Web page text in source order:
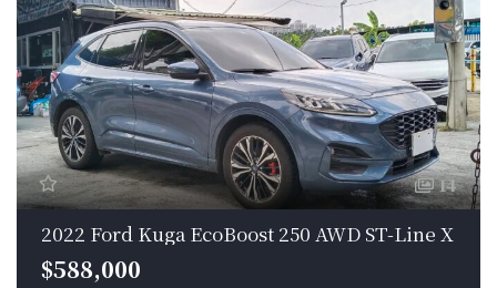
14
2022 Ford Kuga EcoBoost 250 AWD ST-Line X
$588,000